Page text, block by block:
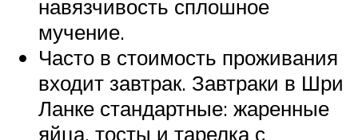
навязчивость сплошное
мучение.
Часто в стоимость проживания
входит завтрак. Завтраки в Шри
Ланке стандартные: жаренные
яйца, тосты и тарелка с